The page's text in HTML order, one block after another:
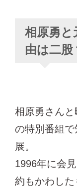
相原勇と
由は二股
相原勇さん
の特別番組
展。
1996年に会
約もかわし